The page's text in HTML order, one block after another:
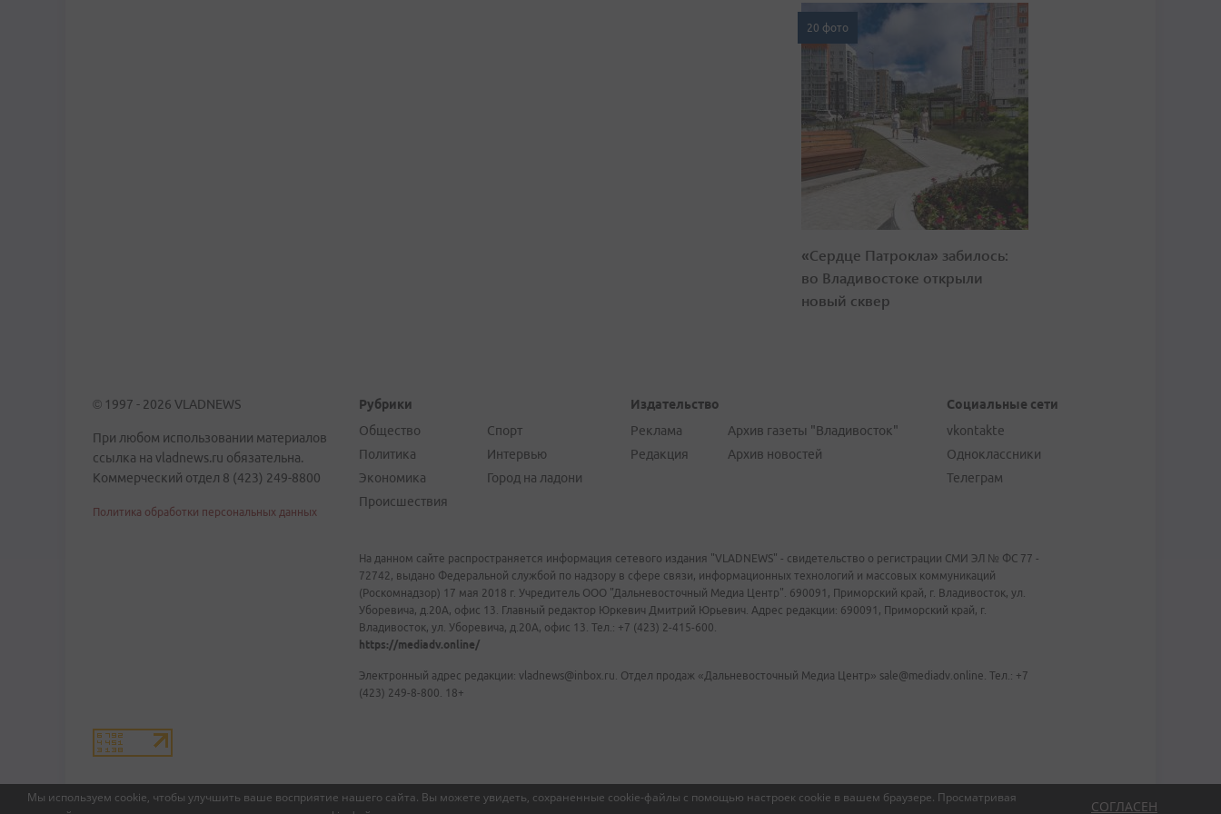
Мы используем cookie, чтобы улучшить ваше восприятие нашего сайта. Вы можете увидеть, сохраненные cookie-файлы с помощью настроек cookie в вашем браузере. Просматривая
СОГЛАСЕН
20 фото
«Сердце Патрокла» забилось:
во Владивостоке открыли
новый сквер
© 1997 - 2026 VLADNEWS
При любом использовании материалов
ссылка на vladnews.ru обязательна.
Коммерческий отдел 8 (423) 249-8800
Политика обработки персональных данных
Рубрики
Общество
Политика
Экономика
Происшествия
Спорт
Интервью
Город на ладони
Издательство
Реклама
Редакция
Архив газеты "Владивосток"
Архив новостей
Социальные сети
vkontakte
Одноклассники
Телеграм
На данном сайте распространяется информация сетевого издания "VLADNEWS" - свидетельство о регистрации СМИ ЭЛ № ФС 77 -
72742, выдано Федеральной службой по надзору в сфере связи, информационных технологий и массовых коммуникаций
(Роскомнадзор) 17 мая 2018 г. Учредитель ООО "Дальневосточный Медиа Центр". 690091, Приморский край, г. Владивосток, ул.
Уборевича, д.20А, офис 13. Главный редактор Юркевич Дмитрий Юрьевич. Адрес редакции: 690091, Приморский край, г.
Владивосток, ул. Уборевича, д.20А, офис 13. Тел.: +7 (423) 2-415-600.
https://mediadv.online/
Электронный адрес редакции: vladnews@inbox.ru. Отдел продаж «Дальневосточный Медиа Центр» sale@mediadv.online. Тел.: +7
(423) 249-8-800. 18+